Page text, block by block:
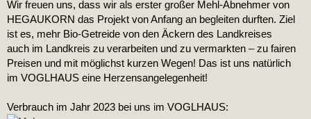
Wir freuen uns, dass wir als erster großer Mehl-Abnehmer von
HEGAUKORN das Projekt von Anfang an begleiten durften. Ziel
ist es, mehr Bio-Getreide von den Äckern des Landkreises
auch im Landkreis zu verarbeiten und zu vermarkten – zu fairen
Preisen und mit möglichst kurzen Wegen! Das ist uns natürlich
im VOGLHAUS eine Herzensangelegenheit!
Verbrauch im Jahr 2023 bei uns im VOGLHAUS: